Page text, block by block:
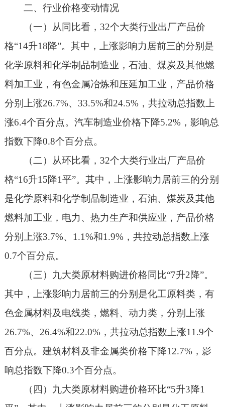
二、行业价格变动情况
（一）从同比看，32个大类行业出厂产品价
格“14升18降”。其中，上涨影响力居前三的分别是
化学原料和化学制品制造业，石油、煤炭及其他燃
料加工业，有色金属冶炼和压延加工业，产品价格
分别上涨26.7%、33.5%和24.5%，共拉动总指数上
涨6.4个百分点。汽车制造业价格下降5.2%，影响总
指数下降0.8个百分点。
（二）从环比看，32个大类行业出厂产品价
格“16升15降1平”。其中，上涨影响力居前三的分别
是化学原料和化学制品制造业，石油、煤炭及其他
燃料加工业，电力、热力生产和供应业，产品价格
分别上涨3.7%、1.1%和1.9%，共拉动总指数上涨
0.7个百分点。
（三）九大类原材料购进价格同比“7升2降”。
其中，上涨影响力居前三的分别是化工原料类，有
色金属材料及电线类，燃料、动力类，分别上涨
26.7%、26.4%和22.0%，共拉动总指数上涨11.9个
百分点。建筑材料及非金属类价格下降12.7%，影
响总指数下降0.3个百分点。
（四）九大类原材料购进价格环比“5升3降1